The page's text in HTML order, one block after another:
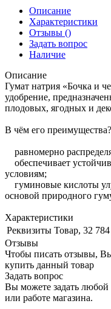
Описание
Характеристики
Отзывы ()
Задать вопрос
Наличие
Описание
Гумат натрия «Бочка и
удобрение,
плодовых, ягодных и
В чём его преимущества?
равномерно
обеспечивает
условиям;
гуминовые кислоты
основой природного
Характеристики
Реквизиты Товар, 32 784
Отзывы
Чтобы писать отзывы,
купить данный товар
Задать вопрос
Вы можете задать
или работе магазина.